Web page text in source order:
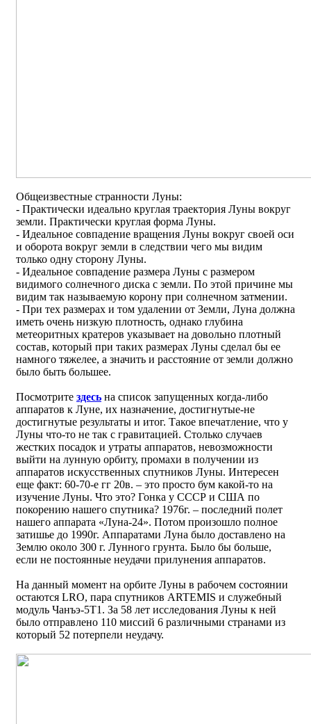
Общеизвестные странности Луны:
- Практически идеально круглая траектория Луны вокруг
земли. Практически круглая форма Луны.
- Идеальное совпадение вращения Луны вокруг своей оси
и оборота вокруг земли в следствии чего мы видим
только одну сторону Луны.
- Идеальное совпадение размера Луны с размером
видимого солнечного диска с земли. По этой причине мы
видим так называемую корону при солнечном затмении.
- При тех размерах и том удалении от Земли, Луна должна
иметь очень низкую плотность, однако глубина
метеоритных кратеров указывает на довольно плотный
состав, который при таких размерах Луны сделал бы ее
намного тяжелее, а значить и расстояние от земли должно
было быть большее.
Посмотрите здесь на список запущенных когда-либо
аппаратов к Луне, их назначение, достигнутые-не
достигнутые результаты и итог. Такое впечатление, что у
Луны что-то не так с гравитацией. Столько случаев
жестких посадок и утраты аппаратов, невозможности
выйти на лунную орбиту, промахи в получении из
аппаратов искусственных спутников Луны. Интересен
еще факт: 60-70-е гг 20в. – это просто бум какой-то на
изучение Луны. Что это? Гонка у СССР и США по
покорению нашего спутника? 1976г. – последний полет
нашего аппарата «Луна-24». Потом произошло полное
затишье до 1990г. Аппаратами Луна было доставлено на
Землю около 300 г. Лунного грунта. Было бы больше,
если не постоянные неудачи прилунения аппаратов.
На данный момент на орбите Луны в рабочем состоянии
остаются LRO, пара спутников ARTEMIS и служебный
модуль Чанъэ-5Т1. За 58 лет исследования Луны к ней
было отправлено 110 миссий 6 различными странами из
который 52 потерпели неудачу.